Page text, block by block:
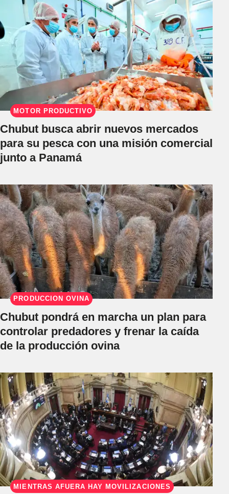
MOTOR PRODUCTIVO
Chubut busca abrir nuevos mercados
para su pesca con una misión comercial
junto a Panamá
PRODUCCIÓN OVINA
Chubut pondrá en marcha un plan para
controlar predadores y frenar la caída
de la producción ovina
MIENTRAS AFUERA HAY MOVILIZACIONES